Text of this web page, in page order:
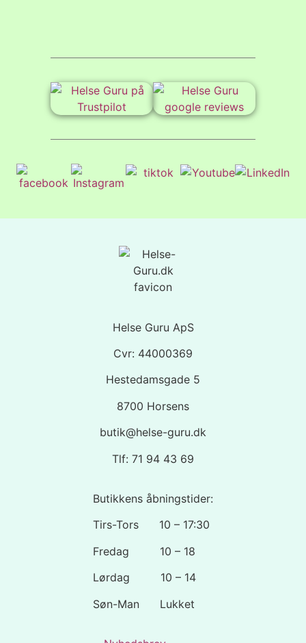
Helse Guru ApS
Cvr: 44000369
Hestedamsgade 5
8700 Horsens
butik@helse-guru.dk
Tlf: 71 94 43 69
Butikkens åbningstider:
Tirs-Tors 10 – 17:30
Fredag 10 – 18
Lørdag 10 – 14
Søn-Man Lukket